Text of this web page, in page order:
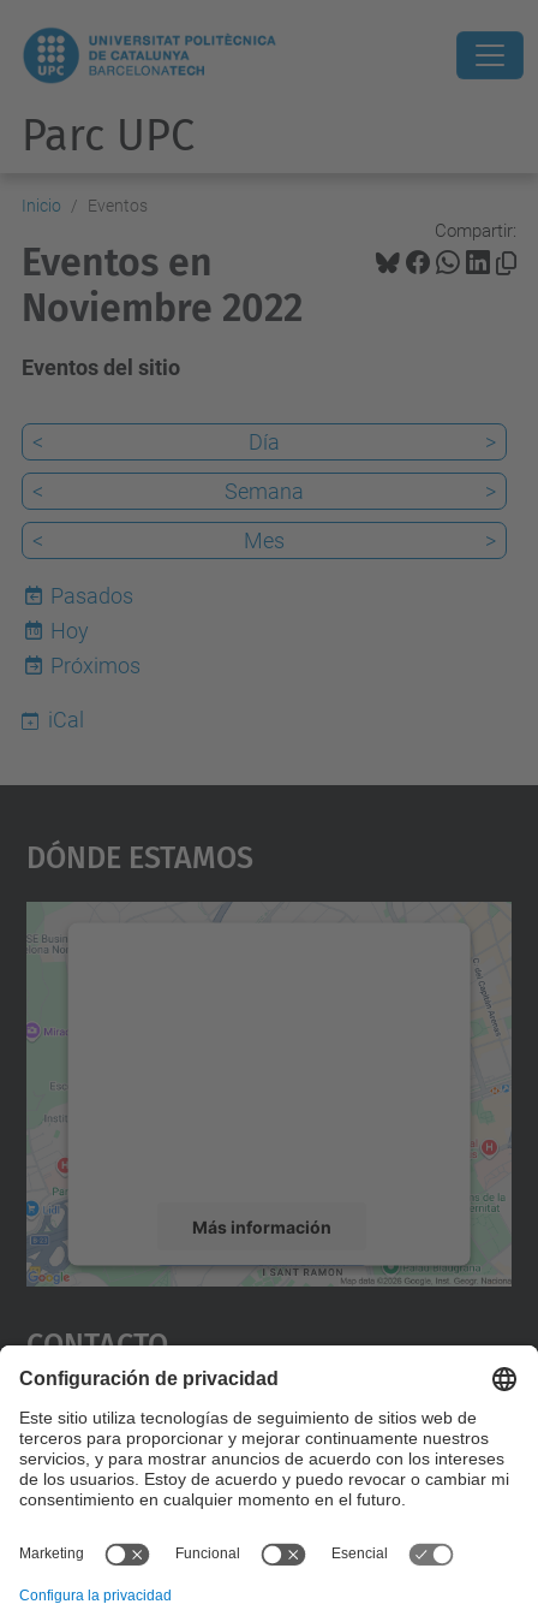
Parc UPC
Inicio Eventos
Compartir:
Eventos en
Noviembre 2022
Eventos del sitio
< Día
>
<
Semana
>
<
Mes >
Pasados
10
Hoy
Próximos
iCal
Dónde Estamos
Más información
Aceptar
powered by
Contacto
Editad en la página "Contacto personalizado", que
encontraréis en la raíz de español, vuestros datos
personalizados de contacto.
Formulario de contacto